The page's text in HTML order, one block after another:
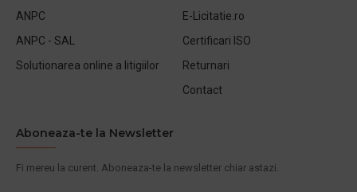
ANPC
ANPC - SAL
Solutionarea online a litigiilor
E-Licitatie.ro
Certificari ISO
Returnari
Contact
Aboneaza-te la Newsletter
Fi mereu la curent. Aboneaza-te la newsletter chiar astazi.